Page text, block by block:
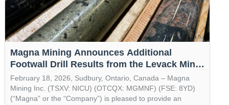
Magna Mining Announces Additional
Footwall Drill Results from the Levack Mine
in Sudbury, Ontario - Magna Mining (TSXV:
NICU)
February 18, 2026, Sudbury, Ontario, Canada – Magna
Mining Inc. (TSXV: NICU) (OTCQX: MGMNF) (FSE: 8YD)
(“Magna” or the “Company”) is pleased to provide an